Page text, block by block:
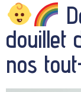
douillet
nos